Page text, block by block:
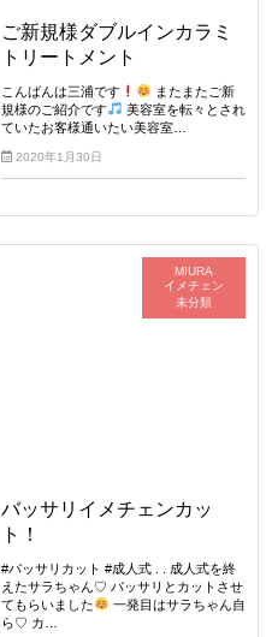
ご新規様ダブルインカラミ
トリートメント
こんばんは三浦です
またまたご新
規様のご紹介です
美容室を転々とされ
ていたお客様通いたい美容室…
2020年1月30日
MIURA
イメチェン
未分類
バッサリイメチェンカッ
ト！
#バッサリカット #成人式 . . 成人式を終
えたサラちゃん♡ バッサリとカットさせ
てもらいました
一発目はサラちゃん自
ら♡ カ…